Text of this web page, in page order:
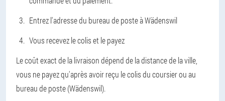
Entrez l'adresse du bureau de poste à Wädenswil
Vous recevez le colis et le payez
Le coût exact de la livraison dépend de la distance de la ville,
vous ne payez qu'après avoir reçu le colis du coursier ou au
bureau de poste (Wädenswil).